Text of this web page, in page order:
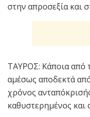
στην απροσεξία και
ΤΑΥΡΟΣ: Κάποια από
αμέσως αποδεκτά
χρόνος
καθυστερημένος και